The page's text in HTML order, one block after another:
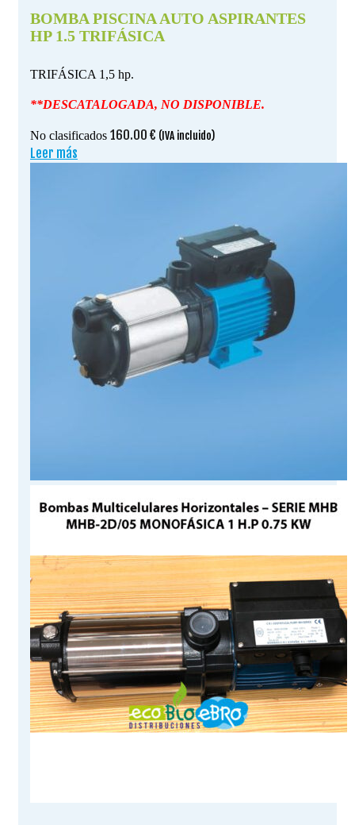
BOMBA PISCINA AUTO ASPIRANTES
HP 1.5 TRIFÁSICA
TRIFÁSICA 1,5 hp.
**DESCATALOGADA, NO DISPONIBLE.
No clasificados 160.00 € (IVA incluido)
Leer más